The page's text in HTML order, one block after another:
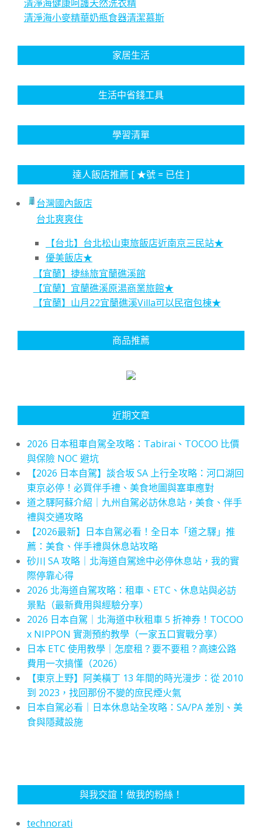
清淨海健康呵護天然洗衣精
清淨海小麥精華奶瓶食器清潔慕斯
家居生活
生活中省錢工具
學習清單
達人飯店推薦 [ ★號 = 已住 ]
台灣國內飯店
台北爽爽住
【台北】台北松山東旅飯店近南京三民站★
優美飯店★
【宜蘭】捷絲旅宜蘭礁溪館
【宜蘭】宜蘭礁溪原湯商業旅館★
【宜蘭】山月22宜蘭礁溪Villa可以民宿包棟★
商品推薦
近期文章
2026 日本租車自駕全攻略：Tabirai、TOCOO 比價
與保險 NOC 避坑
【2026 日本自駕】談合坂 SA 上行全攻略：河口湖回
東京必停！必買伴手禮、美食地圖與塞車應對
道之驛阿蘇介紹｜九州自駕必訪休息站，美食、伴手
禮與交通攻略
【2026最新】日本自駕必看！全日本「道之驛」推
薦：美食、伴手禮與休息站攻略
砂川 SA 攻略｜北海道自駕途中必停休息站，我的實
際停靠心得
2026 北海道自駕攻略：租車、ETC、休息站與必訪
景點（最新費用與經驗分享）
2026 日本自駕｜北海道中秋租車 5 折神券！TOCOO
x NIPPON 實測預約教學（一家五口實戰分享）
日本 ETC 使用教學｜怎麼租？要不要租？高速公路
費用一次搞懂（2026）
【東京上野】阿美橫丁 13 年間的時光漫步：從 2010
到 2023，找回那份不變的庶民煙火氣
日本自駕必看｜日本休息站全攻略：SA/PA 差別、美
食與隱藏設施
與我交誼！做我的粉絲！
technorati